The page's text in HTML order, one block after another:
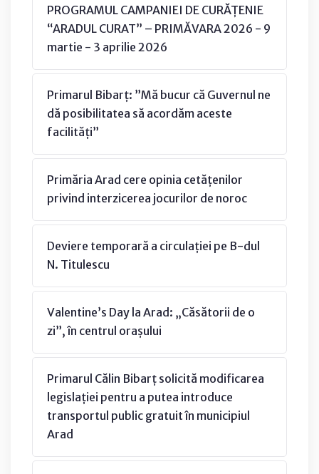
PROGRAMUL CAMPANIEI DE CURĂȚENIE
“ARADUL CURAT” – PRIMĂVARA 2026 - 9
martie - 3 aprilie 2026
Primarul Bibarț: ”Mă bucur că Guvernul ne
dă posibilitatea să acordăm aceste
facilități”
Primăria Arad cere opinia cetățenilor
privind interzicerea jocurilor de noroc
Deviere temporară a circulației pe B-dul
N. Titulescu
Valentine’s Day la Arad: „Căsătorii de o
zi”, în centrul orașului
Primarul Călin Bibarț solicită modificarea
legislației pentru a putea introduce
transportul public gratuit în municipiul
Arad